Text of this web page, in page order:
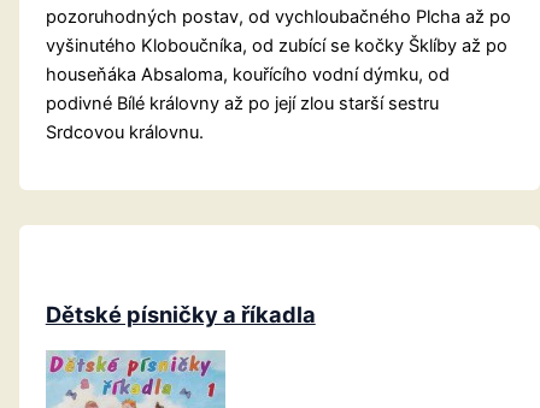
pozoruhodných postav, od vychloubačného Plcha až po
vyšinutého Kloboučníka, od zubící se kočky Šklíby až po
houseňáka Absaloma, kouřícího vodní dýmku, od
podivné Bílé královny až po její zlou starší sestru
Srdcovou královnu.
Dětské písničky a říkadla